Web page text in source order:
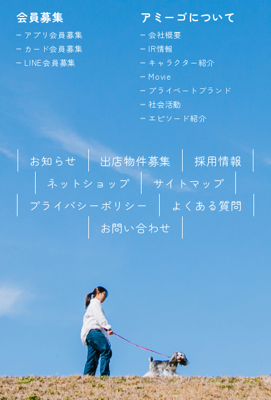
会員募集
アプリ会員募集
カード会員募集
LINE会員募集
アミーゴについて
会社概要
IR情報
キャラクター紹介
Movie
プライベートブランド
社会活動
エピソード紹介
お知らせ 出店物件募集
採用情報
ネットショップ
サイトマップ
プライバシーポリシー
よくある質問
お問い合わせ